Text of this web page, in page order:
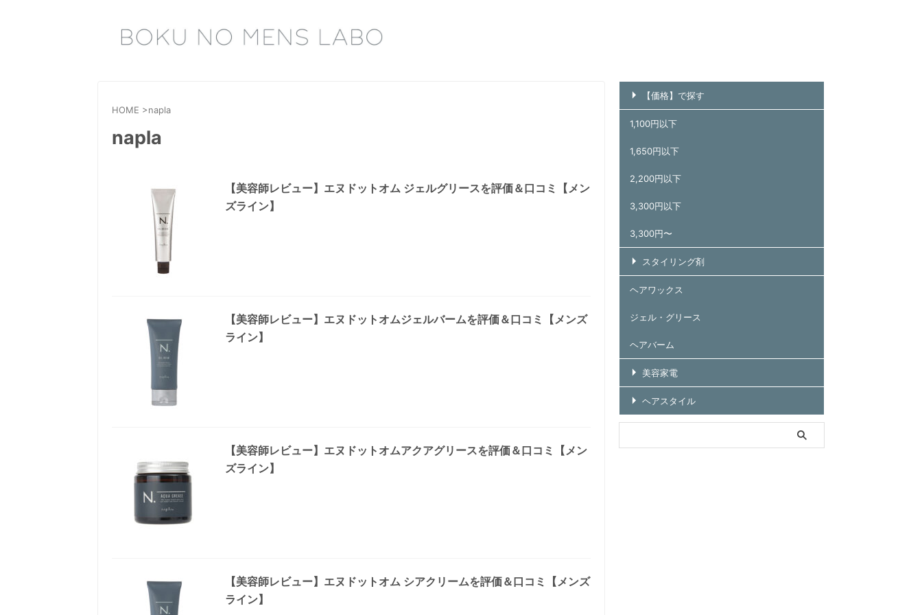
HOME >napla
napla
【美容師レビュー】エヌドットオム ジェルグリースを評価＆口コミ【メン
ズライン】
【美容師レビュー】エヌドットオムジェルバームを評価＆口コミ【メンズ
ライン】
【美容師レビュー】エヌドットオムアクアグリースを評価＆口コミ【メン
ズライン】
【美容師レビュー】エヌドットオム シアクリームを評価＆口コミ【メンズ
ライン】
【価格】で探す
1,100円以下
1,650円以下
2,200円以下
3,300円以下
3,300円〜
スタイリング剤
ヘアワックス
ジェル・グリース
ヘアバーム
美容家電
ヘアスタイル